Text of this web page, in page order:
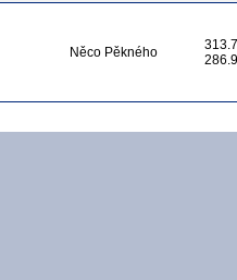
Něco Pěkného